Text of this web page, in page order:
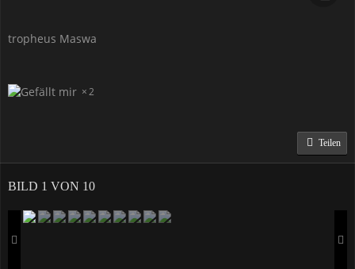
tropheus Maswa
2
Teilen
BILD 1 VON 10